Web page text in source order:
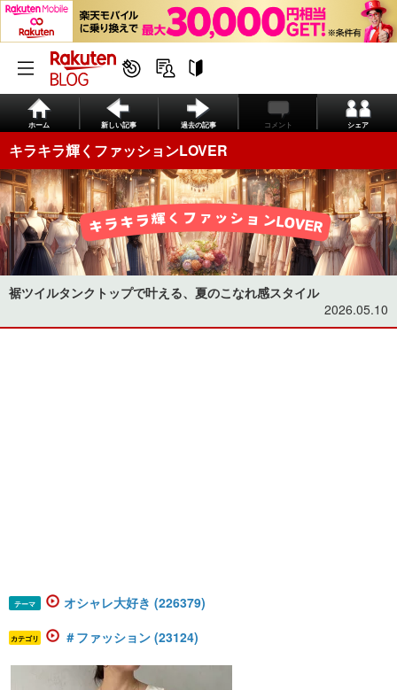
ホーム 新しい記事 過去の記事 コメント シェア
キラキラ輝くファッションLOVER
裾ツイルタンクトップで叶える、夏のこなれ感スタイル
2026.05.10
テーマ オシャレ大好き (226379)
カテゴリ ＃ファッション (23124)